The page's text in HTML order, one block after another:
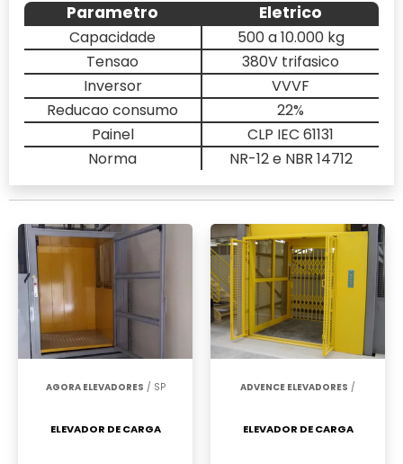
Parametro Eletrico
Capacidade
500 a 10.000 kg
Tensao
380V trifasico
Inversor
VVVF
Reducao consumo
22%
Painel
CLP IEC 61131
Norma
NR-12 e NBR 14712
AGORA ELEVADORES / SP
ELEVADOR DE CARGA
ADVENCE ELEVADORES /
ELEVADOR DE CARGA